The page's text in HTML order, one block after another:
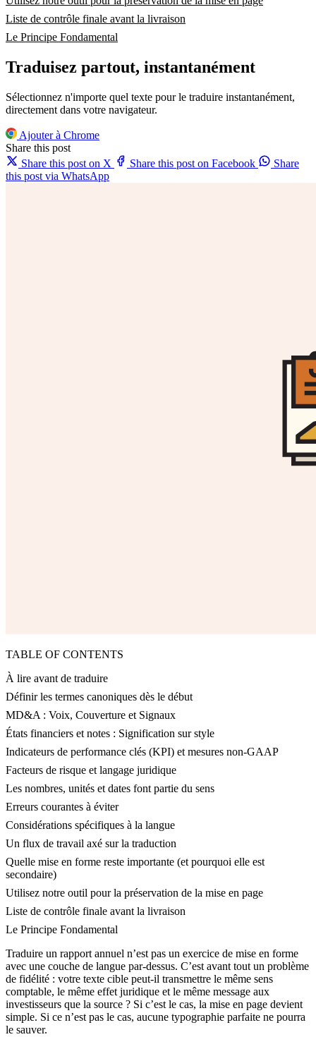
Liste de contrôle finale avant la livraison
Le Principe Fondamental
Traduisez partout, instantanément
Sélectionnez n'importe quel texte pour le traduire instantanément,
directement dans votre navigateur.
Ajouter à Chrome
Share this post
Share this post on X
Share this post on Facebook
Share
this post via WhatsApp
TABLE OF CONTENTS
À lire avant de traduire
Définir les termes canoniques dès le début
MD&A : Voix, Couverture et Signaux
États financiers et notes : Signification sur style
Indicateurs de performance clés (KPI) et mesures non-GAAP
Facteurs de risque et langage juridique
Les nombres, unités et dates font partie du sens
Erreurs courantes à éviter
Considérations spécifiques à la langue
Un flux de travail axé sur la traduction
Quelle mise en forme reste importante (et pourquoi elle est
secondaire)
Utilisez notre outil pour la préservation de la mise en page
Liste de contrôle finale avant la livraison
Le Principe Fondamental
Traduire un rapport annuel n’est pas un exercice de mise en forme
avec une couche de langue par-dessus. C’est avant tout un problème
de fidélité : votre texte cible peut-il transmettre le même sens
comptable, le même effet juridique et le même message aux
investisseurs que la source ? Si c’est le cas, la mise en page devient
simple. Si ce n’est pas le cas, aucune typographie parfaite ne pourra
le sauver.